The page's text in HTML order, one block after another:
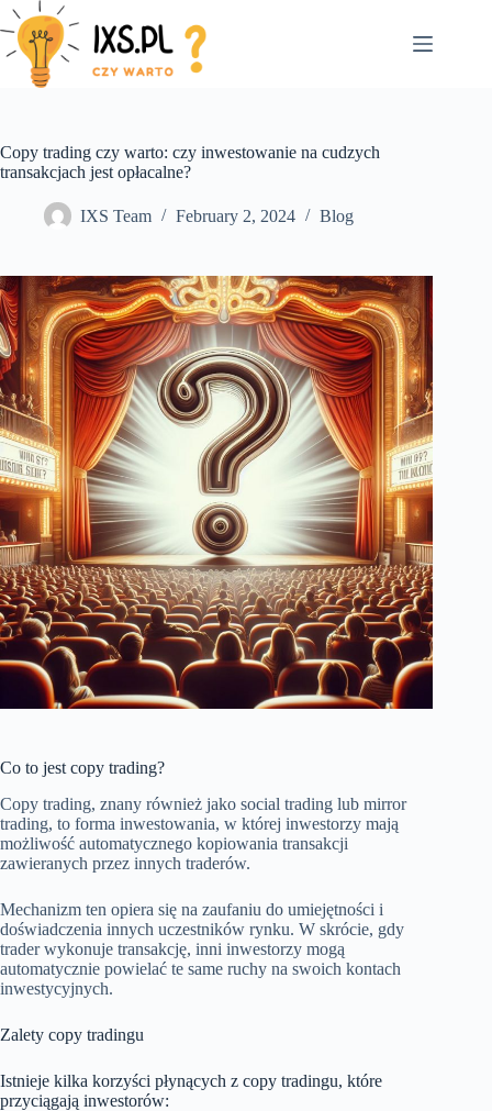
Skip
to
content
Copy trading czy warto: czy inwestowanie na cudzych
transakcjach jest opłacalne?
IXS Team February 2, 2024 Blog
Co to jest copy trading?
Copy trading, znany również jako social trading lub mirror
trading, to forma inwestowania, w której inwestorzy mają
możliwość automatycznego kopiowania transakcji
zawieranych przez innych traderów.
Mechanizm ten opiera się na zaufaniu do umiejętności i
doświadczenia innych uczestników rynku. W skrócie, gdy
trader wykonuje transakcję, inni inwestorzy mogą
automatycznie powielać te same ruchy na swoich kontach
inwestycyjnych.
Zalety copy tradingu
Istnieje kilka korzyści płynących z copy tradingu, które
przyciągają inwestorów: